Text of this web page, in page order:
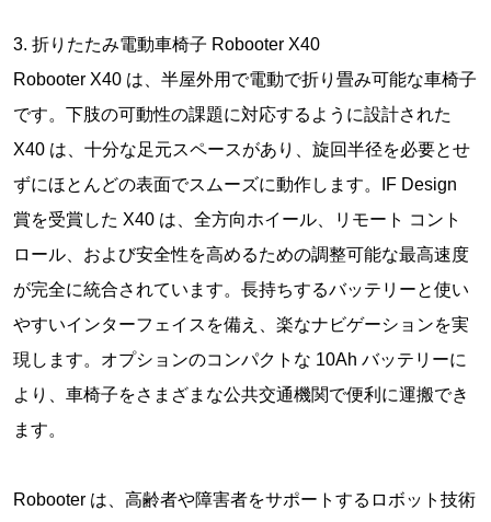
3. 折りたたみ電動車椅子 Robooter X40
Robooter X40 は、半屋外用で電動で折り畳み可能な車椅子
です。下肢の可動性の課題に対応するように設計された
X40 は、十分な足元スペースがあり、旋回半径を必要とせ
ずにほとんどの表面でスムーズに動作します。IF Design
賞を受賞した X40 は、全方向ホイール、リモート コント
ロール、および安全性を高めるための調整可能な最高速度
が完全に統合されています。長持ちするバッテリーと使い
やすいインターフェイスを備え、楽なナビゲーションを実
現します。オプションのコンパクトな 10Ah バッテリーに
より、車椅子をさまざまな公共交通機関で便利に運搬でき
ます。
Robooter は、高齢者や障害者をサポートするロボット技術